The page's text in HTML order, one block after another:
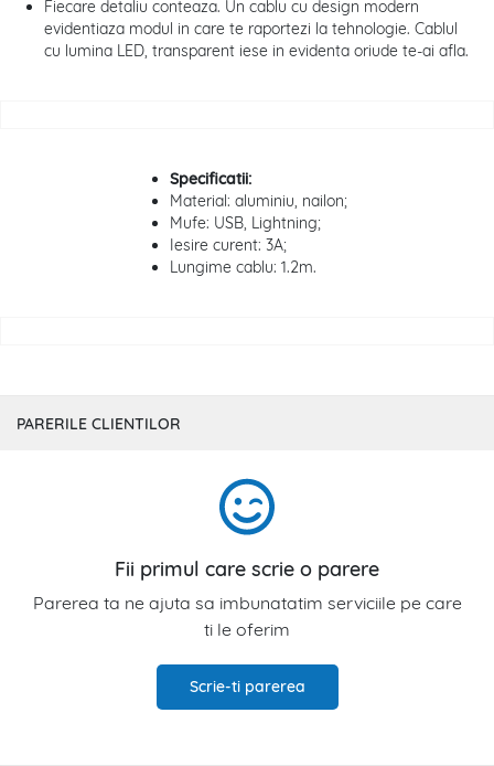
Fiecare detaliu conteaza. Un cablu cu design modern
evidentiaza modul in care te raportezi la tehnologie. Cablul
cu lumina LED, transparent iese in evidenta oriude te-ai afla.
Specificatii:
Material: aluminiu, nailon;
Mufe: USB, Lightning;
Iesire curent: 3A;
Lungime cablu: 1.2m.
PARERILE CLIENTILOR
Fii primul care scrie o parere
Parerea ta ne ajuta sa imbunatatim serviciile pe care
ti le oferim
Scrie-ti parerea